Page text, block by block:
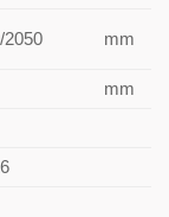
2050 mm
mm